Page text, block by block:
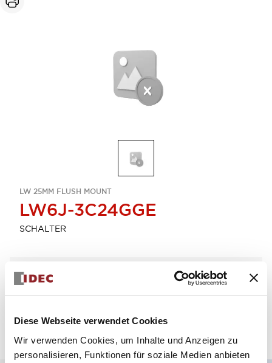
Diese Webseite verwendet Cookies
Wir verwenden Cookies, um Inhalte und Anzeigen zu
personalisieren, Funktionen für soziale Medien anbieten
LW 25MM FLUSH MOUNT
LW6J-3C24GGE
SCHALTER
Menge auswählen
zum Zitat hinzufügen